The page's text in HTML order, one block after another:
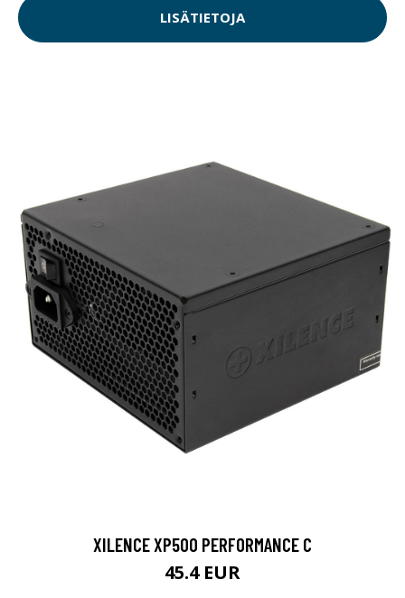
LISÄTIETOJA
XILENCE XP500 PERFORMANCE C
45.4 EUR